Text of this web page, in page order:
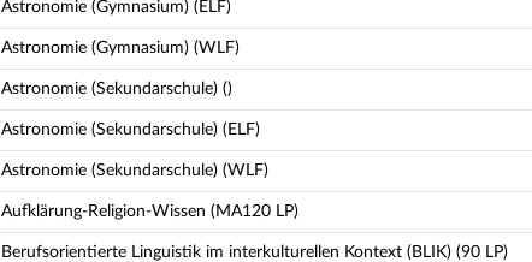
Astronomie (Gymnasium) (ELF)
Astronomie (Gymnasium) (WLF)
Astronomie (Sekundarschule) ()
Astronomie (Sekundarschule) (ELF)
Astronomie (Sekundarschule) (WLF)
Aufklärung-Religion-Wissen (MA120 LP)
Berufsorientierte Linguistik im interkulturellen Kontext (BLIK) (90 LP)